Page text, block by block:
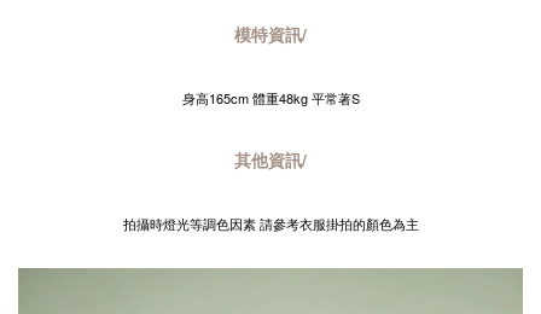
模特資訊/
身高165cm 體重48kg 平常著S
其他資訊/
拍攝時燈光等調色因素 請參考衣服掛拍的顏色為主